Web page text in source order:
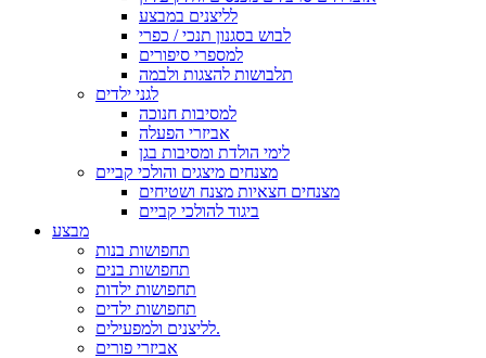
לליצנים במבצע
לבוש בסגנון תנכי / כפרי
למספרי סיפורים
תלבושות להצגות ולבמה
לגני ילדים
למסיבות חנוכה
אביזרי הפעלה
לימי הולדת ומסיבות בגן
מצנחים מיצגים והולכי קביים
מצנחים חצאיות מצנח ושטיחים
ביגוד להולכי קביים
מבצע
תחפושות בנות
תחפושות בנים
תחפושות ילדות
תחפושות ילדים
לליצנים ולמפעילים.
אביזרי פורים